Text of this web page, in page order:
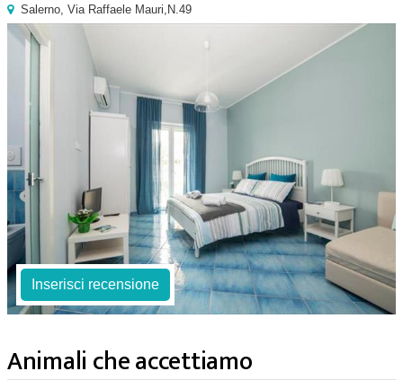
Salerno, Via Raffaele Mauri,N.49
Inserisci recensione
Animali che accettiamo